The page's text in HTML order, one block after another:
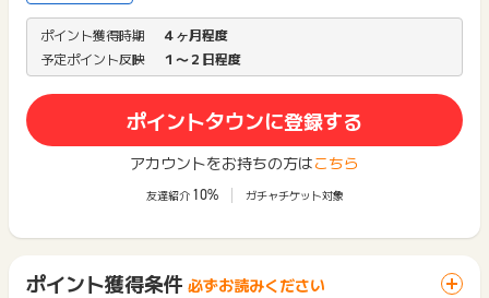
ポイント獲得時期
４ヶ月程度
予定ポイント反映
１〜２日程度
ポイントタウンに登録する
アカウントをお持ちの方はこちら
友達紹介 10% ガチャチケット対象
ポイント獲得条件 必ずお読みください